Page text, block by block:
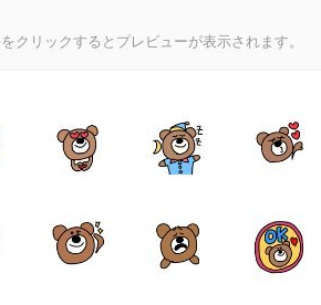
クリックするとプレビューが表示されます。